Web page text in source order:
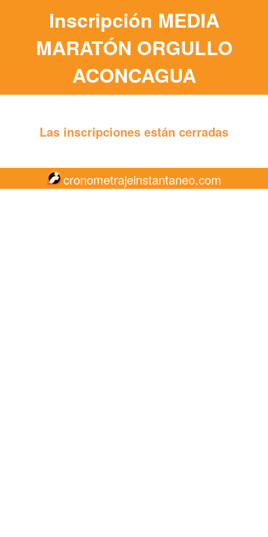
Inscripción MEDIA
MARATÓN ORGULLO
ACONCAGUA
Las inscripciones están cerradas
cronometrajeinstantaneo.com